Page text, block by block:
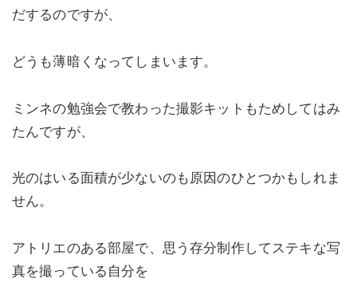
だするのですが、
どうも薄暗くなってしまいます。
ミンネの勉強会で教わった撮影キットもためしてはみ
たんですが、
光のはいる面積が少ないのも原因のひとつかもしれま
せん。
アトリエのある部屋で、思う存分制作してステキな写
真を撮っている自分を